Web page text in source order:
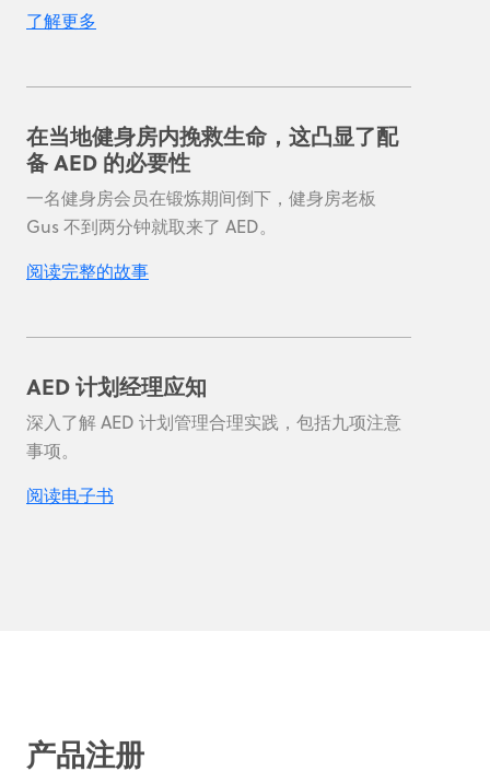
了解更多
在当地健身房内挽救生命，这凸显了配
备 AED 的必要性
一名健身房会员在锻炼期间倒下，健身房老板
Gus 不到两分钟就取来了 AED。
阅读完整的故事
AED 计划经理应知
深入了解 AED 计划管理合理实践，包括九项注意
事项。
阅读电子书
产品注册